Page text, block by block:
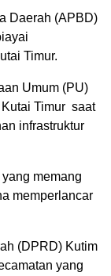
Daerah (APBD)
Timur.
Umum (PU)
Timur saat
infrastruktur
memang
memperlancar
(DPRD) Kutim
yang